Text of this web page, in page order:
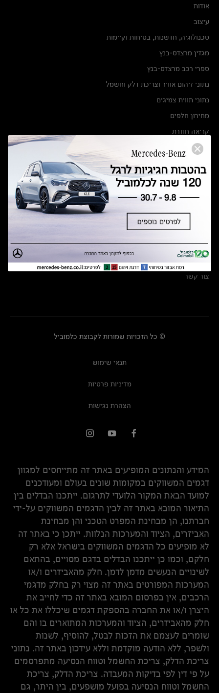
אודות
עיצוב
טכנולוגיה, חדשנות, בטיחות וקיימות
מגזין מרצדס-בנץ
ספרי רכב מרצדס-בנץ
נתוני זיהום אוויר וצריכת דלק וחשמל
נתוני תווית צמיגים
מחירון חלפים
קריאה חוזרת
הודעה על הטבות לרכבי מרצדס בהסדר פשרה בתצ 56447-02-19
תקנון ימי מכירות 120 לכלמוביל
מצאו אותנו
אולמות תצוגה
מרכזי שירות
צור קשר
© כל הזכויות שמורות לקבוצת כלמוביל
תנאי שימוש
מדיניות פרטיות
הצהרת נגישות
המידע והנתונים המופיעים באתר זה מתייחסים למגוון
דגמים המשווקים במקומות שונים בעולם ומעודכנים
למועד הבאת המקור הלועדי לתרגום. ייתכנו הבדלים בין
התיאור המובא באתר זה לבין הדגמים המשווקים על-ידי
חברתנו, הן מבחינת המפרט הטכני והן מבחינת
האביזרים, הציוד והמערכות הנלוות. ייתכן כי באתר זה
לא מופיעים כל הדגמים המשווקים בישראל אלא רק
חלקם, וכמו כן ייתכנו הבדלים בדגם מסויים, בהתאם
לשינויים הנעשים מדמן לדמן. חלק מהאביזרים ו/או
המערכות המפורטים באתר זה מצוי רק בחלק מדגמי
הרכבים, אין בפרסום המובא באתר זה כדי לחייב את
היצרן ו/או את החברה בהספקת דגמים שיכללו את כל או
חלק מהאביזרים, הציוד והמערכות המתוארים בו והם
שומרים לעצמם את הזכות לבטל, להוסיף, לשנות
ולשפר, ללא הודעה מוקדמת וללא עידכון באתר זה. נתוני
צריכת הדלק, צריכת החשמל וטווח הנסיעה מתפרסמים
על פי דין לפי בדיקות המעבדה. צריכת הדלק, צריכת
החשמל וטווח הנסיעה בפועל מושפעים, בין היתר, גם